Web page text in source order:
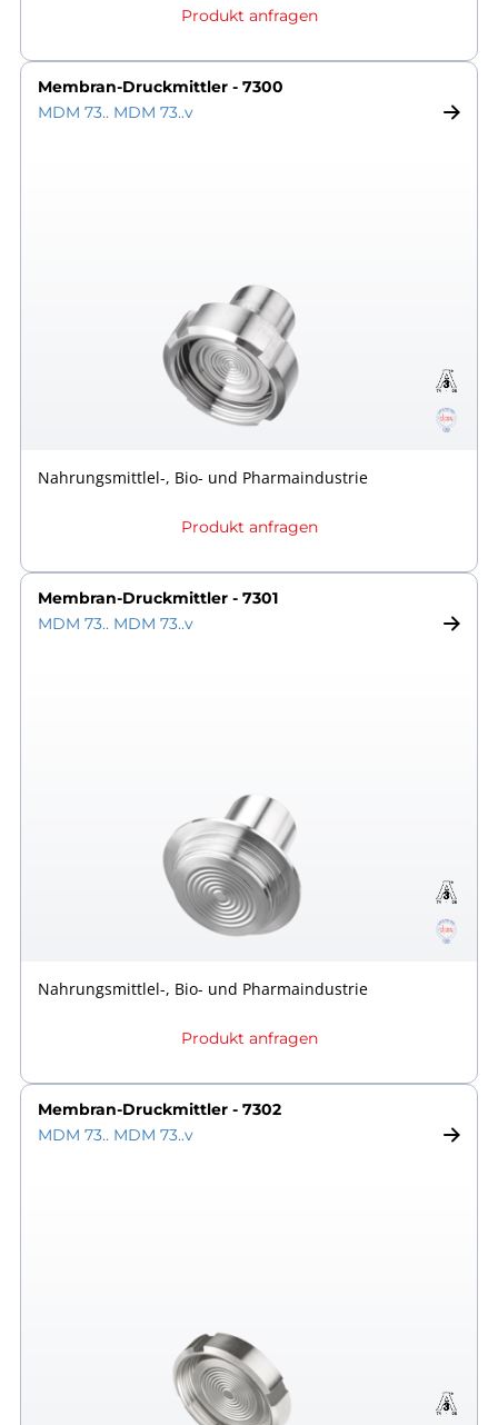
Produkt anfragen
Membran-Druckmittler - 7300
MDM 73.. MDM 73..v
Nahrungsmittlel-, Bio- und Pharmaindustrie
Produkt anfragen
Membran-Druckmittler - 7301
MDM 73.. MDM 73..v
Nahrungsmittlel-, Bio- und Pharmaindustrie
Produkt anfragen
Membran-Druckmittler - 7302
MDM 73.. MDM 73..v